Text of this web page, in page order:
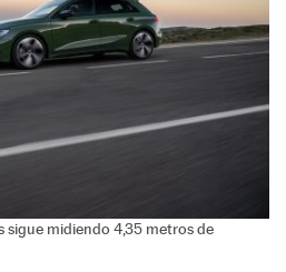
sigue midiendo 4,35 metros de